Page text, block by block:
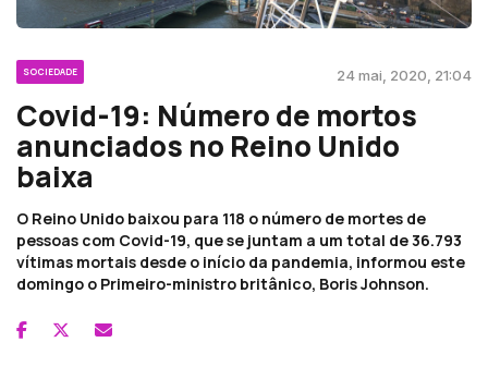
SOCIEDADE 24 mai, 2020, 21:04
Covid-19: Número de mortos
anunciados no Reino Unido
baixa
O Reino Unido baixou para 118 o número de mortes de
pessoas com Covid-19, que se juntam a um total de 36.793
vítimas mortais desde o início da pandemia, informou este
domingo o Primeiro-ministro britânico, Boris Johnson.